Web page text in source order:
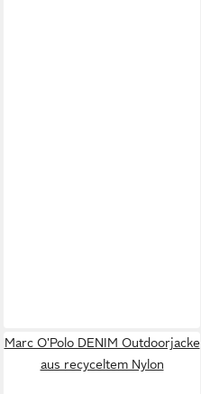
Marc O'Polo DENIM Outdoorjacke
aus recyceltem Nylon